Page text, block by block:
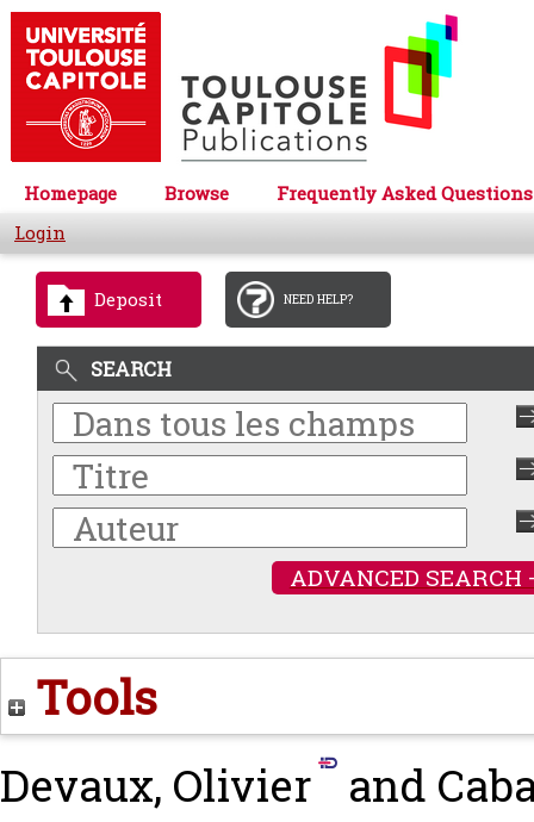
Homepage Browse
Frequently Asked Questions
Login
Deposit NEED HELP?
SEARCH
ADVANCED SEARCH
Tools
Devaux, Olivier and